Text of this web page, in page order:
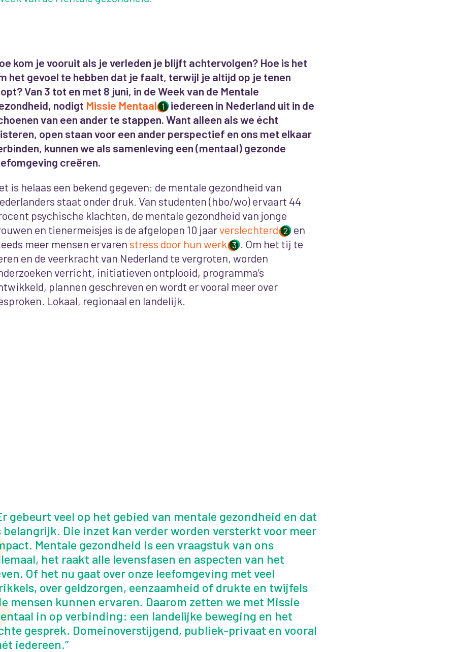
kom je vooruit als je verleden je blijft achtervolgen? Hoe is het
het gevoel te hebben dat je faalt, terwijl je altijd op je tenen
Van 3 tot en met 8 juni, in de Week van de Mentale
nodigt Missie Mentaal 1 iedereen in Nederland uit in de
van een ander te stappen. Want alleen als we écht
open staan voor een ander perspectief en ons met elkaar
kunnen we als samenleving een (mentaal) gezonde
creëren.
is helaas een bekend gegeven: de mentale gezondheid van
staat onder druk. Van studenten (hbo/wo) ervaart 44
psychische klachten, de mentale gezondheid van jonge
en tienermeisjes is de afgelopen 10 jaarverslechterd 2 en
meer mensen ervaren stress door hun werk 3 . Om het tij te
en de veerkracht van Nederland te vergroten, worden
verricht, initiatieven ontplooid, programma’s
plannen geschreven en wordt er vooral meer over
Lokaal, regionaal en landelijk.
gebeurt veel op het gebied van mentale gezondheid en dat
belangrijk. Die inzet kan verder worden versterkt voor meer
Mentale gezondheid is een vraagstuk van ons
het raakt alle levensfasen en aspecten van het
Of het nu gaat over onze leefomgeving met veel
over geldzorgen, eenzaamheid of drukte en twijfels
mensen kunnen ervaren. Daarom zetten we met Missie
in op verbinding: een landelijke beweging en het
gesprek. Domeinoverstijgend, publiek-privaat en vooral
iedereen.